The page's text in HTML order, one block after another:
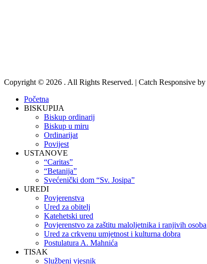
Copyright © 2026 . All Rights Reserved. | Catch Responsive by
Početna
BISKUPIJA
Biskup ordinarij
Biskup u miru
Ordinarijat
Povijest
USTANOVE
“Caritas”
“Betanija”
Svećenički dom “Sv. Josipa”
UREDI
Povjerenstva
Ured za obitelj
Katehetski ured
Povjerenstvo za zaštitu maloljetnika i ranjivih osoba
Ured za crkvenu umjetnost i kulturna dobra
Postulatura A. Mahnića
TISAK
Službeni vjesnik